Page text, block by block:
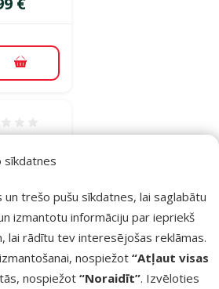
sīkdatnes
trešo pušu sīkdatnes, lai saglabātu
izmantotu informāciju par iepriekš
lai rādītu tev interesējošas reklāmas.
nospiežot “Atļaut visas
nospiežot “Noraidīt”. Izvēloties
Pievienot grozam
–
x 50 x
€